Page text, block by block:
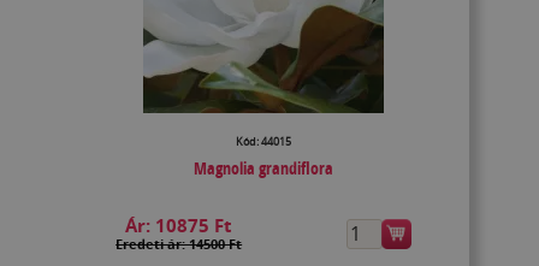
Kód: 44015
Magnolia grandiflora
Ár: 10875 Ft
Eredeti ár: 14500 Ft